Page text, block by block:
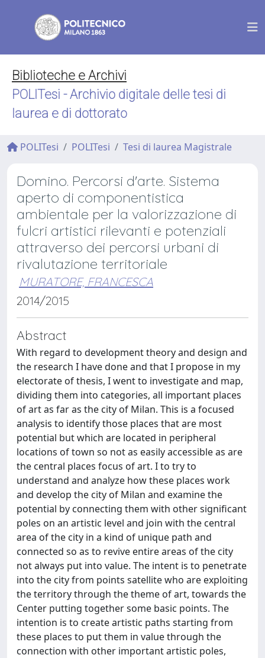
Biblioteche e Archivi
POLITesi - Archivio digitale delle tesi di
laurea e di dottorato
POLITesi POLITesi Tesi di laurea Magistrale
Domino. Percorsi d'arte. Sistema
aperto di componentistica
ambientale per la valorizzazione di
fulcri artistici rilevanti e potenziali
attraverso dei percorsi urbani di
rivalutazione territoriale
MURATORE, FRANCESCA
2014/2015
Abstract
With regard to development theory and design and
the research I have done and that I propose in my
electorate of thesis, I went to investigate and map,
dividing them into categories, all important places
of art as far as the city of Milan. This is a focused
analysis to identify those places that are most
potential but which are located in peripheral
locations of town so not as easily accessible as are
the central places focus of art. I to try to
understand and analyze how these places work
and develop the city of Milan and examine the
potential by connecting them with other significant
poles on an artistic level and join with the central
area of the city in a kind of unique path and
connected so as to revive entire areas of the city
not always put into value. The intent is to penetrate
into the city from points satellite who are exploiting
the territory through the theme of art, towards the
Center putting together some basic points. The
intention is to create artistic paths starting from
these places to put them in value through the
connection with other important artistic poles,